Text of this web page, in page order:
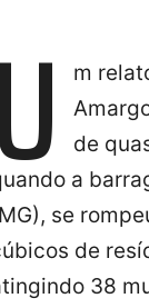
m
de
a
se
de
38